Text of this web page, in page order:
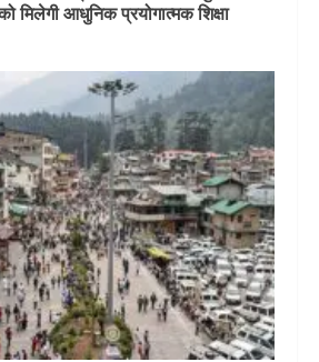
को मिलेगी आधुनिक प्रयोगात्मक शिक्षा